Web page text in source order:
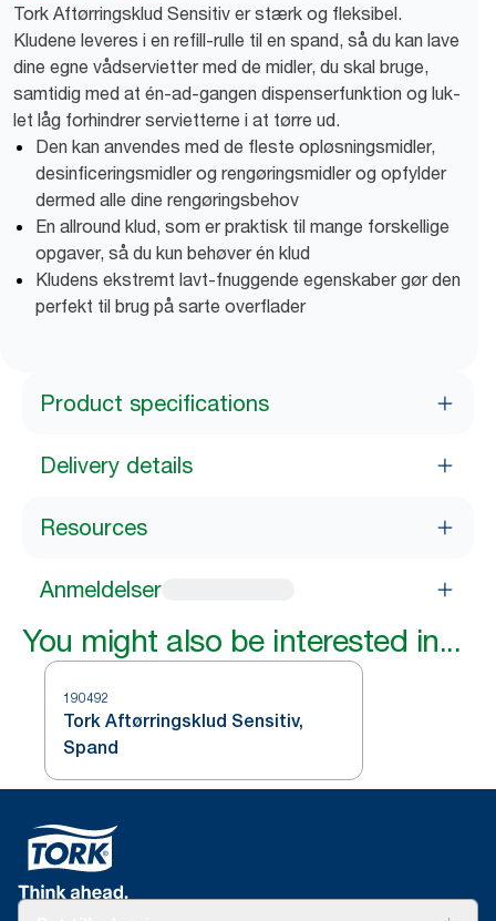
Tork Aftørringsklud Sensitiv er stærk og fleksibel.
Kludene leveres i en refill-rulle til en spand, så du kan lave
dine egne vådservietter med de midler, du skal bruge,
samtidig med at én-ad-gangen dispenserfunktion og luk-
let låg forhindrer servietterne i at tørre ud.
Den kan anvendes med de fleste opløsningsmidler,
desinficeringsmidler og rengøringsmidler og opfylder
dermed alle dine rengøringsbehov
En allround klud, som er praktisk til mange forskellige
opgaver, så du kun behøver én klud
Kludens ekstremt lavt-fnuggende egenskaber gør den
perfekt til brug på sarte overflader
Product specifications
Delivery details
Resources
Anmeldelser
You might also be interested in...
190492
Tork Aftørringsklud Sensitiv,
Spand